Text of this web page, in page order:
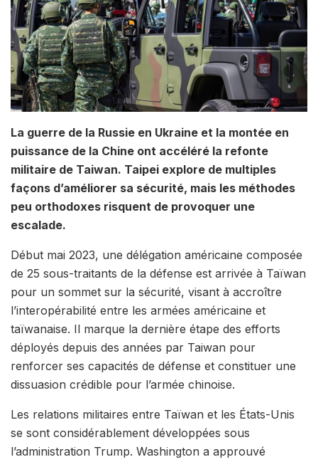
La guerre de la Russie en Ukraine et la montée en
puissance de la Chine ont accéléré la refonte
militaire de Taiwan. Taipei explore de multiples
façons d’améliorer sa sécurité, mais les méthodes
peu orthodoxes risquent de provoquer une
escalade.
Début mai 2023, une délégation américaine composée
de 25 sous-traitants de la défense est arrivée à Taïwan
pour un sommet sur la sécurité, visant à accroître
l’interopérabilité entre les armées américaine et
taïwanaise. Il marque la dernière étape des efforts
déployés depuis des années par Taiwan pour
renforcer ses capacités de défense et constituer une
dissuasion crédible pour l’armée chinoise.
Les relations militaires entre Taïwan et les États-Unis
se sont considérablement développées sous
l’administration Trump. Washington a approuvé